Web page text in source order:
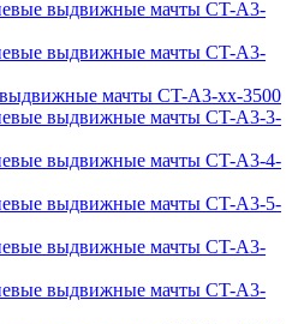
выдвижные мачты CT-A3-
выдвижные мачты CT-A3-
мачты CT-A3-xx-3500
выдвижные мачты CT-A3-3-
выдвижные мачты CT-A3-4-
выдвижные мачты CT-A3-5-
выдвижные мачты CT-A3-
выдвижные мачты CT-A3-